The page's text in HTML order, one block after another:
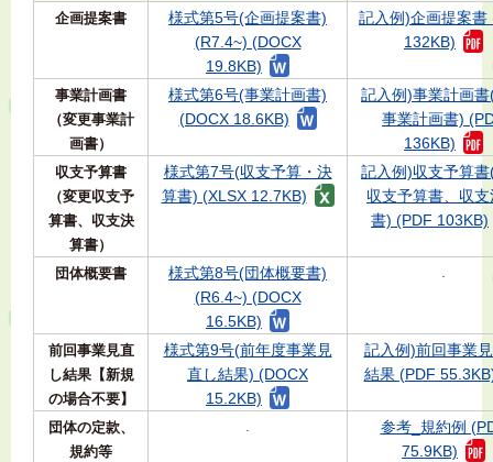
企画提案書
様式第5号(企画提案書)
(R7.4~) (DOCX
19.8KB)
記入例)企画提案書
132KB)
事業計画書
（変更事業計
画書）
様式第6号(事業計画書)
(DOCX 18.6KB)
記入例)事業計画
事業計画書)
136KB)
収支予算書
（変更収支予
算書、収支決
算書）
様式第7号(収支予算・決
算書) (XLSX 12.7KB)
記入例)収支予算
収支予算書、収
書) (PDF 103KB)
団体概要書
様式第8号(団体概要書)
(R6.4~) (DOCX
16.5KB)
-
前回事業見直
し結果【新規
の場合不要】
様式第9号(前年度事業見
直し結果) (DOCX
15.2KB)
記入例)前回事業
結果 (PDF
団体の定款、
規約等
-
参考_規約例
75.9KB)